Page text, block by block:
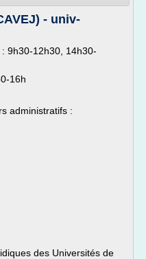
- univ-
9h30-12h30, 14h30-
16h
administratifs :
des Universités de